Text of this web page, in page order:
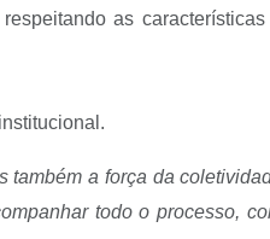
as
também a força da
todo o processo,